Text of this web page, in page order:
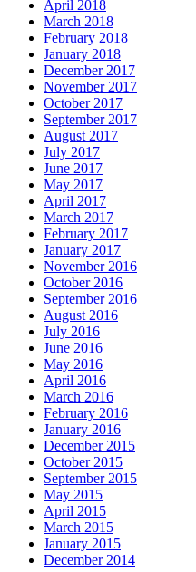
April 2018
March 2018
February 2018
January 2018
December 2017
November 2017
October 2017
September 2017
August 2017
July 2017
June 2017
May 2017
April 2017
March 2017
February 2017
January 2017
November 2016
October 2016
September 2016
August 2016
July 2016
June 2016
May 2016
April 2016
March 2016
February 2016
January 2016
December 2015
October 2015
September 2015
May 2015
April 2015
March 2015
January 2015
December 2014